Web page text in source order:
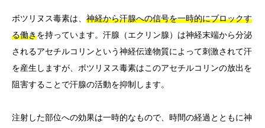
ボツリヌス毒素は、 神経から汗腺への信号を一時的にブロックす
る働きを持っています。汗腺（エクリン腺）は神経末端から分泌
されるアセチルコリンという神経伝達物質によって刺激されて汗
を産生しますが、ボツリヌス毒素はこのアセチルコリンの放出を
阻害することで汗腺の活動を抑制します。
注射した部位への効果は一時的なもので、時間の経過とともに神